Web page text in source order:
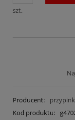
szt.
Producent:
Kod produktu: